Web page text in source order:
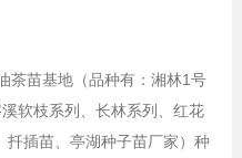
茶苗基地（品种有：湘林1号
软枝系列、长林系列、红花
插苗、亭湖种子苗厂家）种